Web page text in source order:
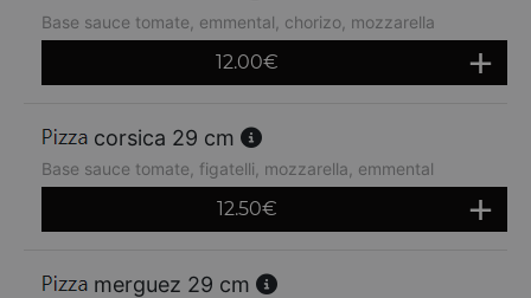
Base sauce tomate, emmental, chorizo, mozzarella
12.00€
corsica 29 cm
Base sauce tomate, figatelli, mozzarella, emmental
12.50€
merguez 29 cm